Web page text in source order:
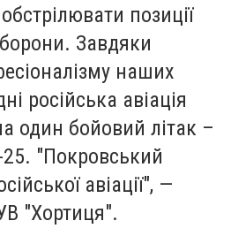
позиції
Завдяки
наших
російська авіація
один бойовий літак –
"Покровський
авіації", —
"Хортиця".